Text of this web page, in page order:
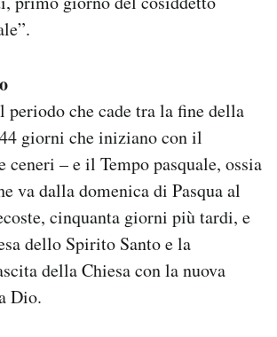
di aiuto?
che cade tra la fine della
giorni che iniziano con il
ceneri – e il Tempo pasquale, ossia
va dalla domenica di Pasqua al
cinquanta giorni più tardi, e
dello Spirito Santo e la
della Chiesa con la nuova
Dio.